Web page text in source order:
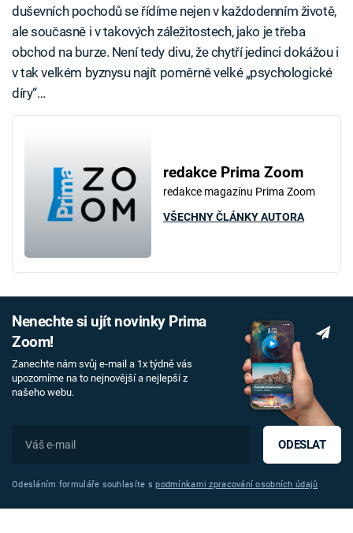
duševních pochodů se řídíme nejen v každodenním životě,
ale současně i v takových záležitostech, jako je třeba
obchod na burze. Není tedy divu, že chytří jedinci dokážou i
v tak velkém byznysu najít poměrně velké „psychologické
díry“…
redakce Prima Zoom
redakce magazínu Prima Zoom
VŠECHNY ČLÁNKY AUTORA
Nenechte si ujít novinky Prima
Zoom!
Zanechte nám svůj e-mail a 1x týdně vás
upozorníme na to nejnovější a nejlepší z
našeho webu.
ODESLAT
Odesláním formuláře souhlasíte spodmínkami zpracování osobních údajů